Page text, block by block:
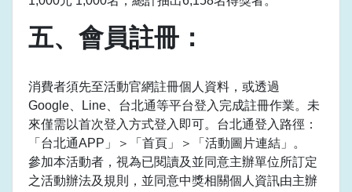
五、會員註冊：
消費者須先至活動官網註冊個人資料，或透過
Google、Line、台北通等平台登入完成註冊作業。未
來僅需以首次登入方式登入即可。台北通登入路徑：
「台北通APP」＞「首頁」＞「活動圖片連結」。
參加本活動者，視為已閱讀及並同意主辦單位所訂定
之活動辦法及規則，並同意中獎相關個人資訊由主辦